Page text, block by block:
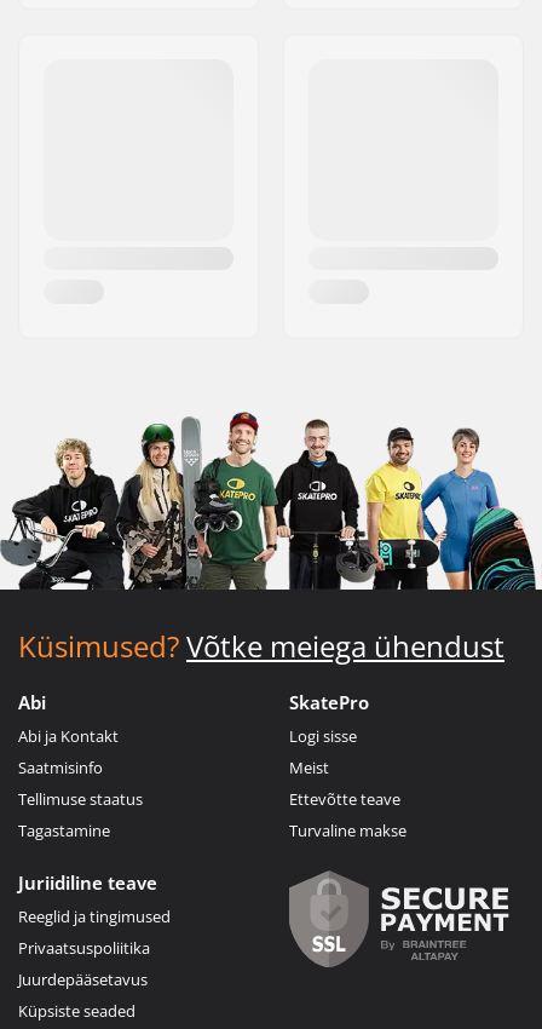
Küsimused?Võtke meiega ühendust
Abi
Abi ja Kontakt
Saatmisinfo
Tellimuse staatus
Tagastamine
SkatePro
Logi sisse
Meist
Ettevõtte teave
Turvaline makse
Juriidiline teave
Reeglid ja tingimused
Privaatsuspoliitika
Juurdepääsetavus
Küpsiste seaded